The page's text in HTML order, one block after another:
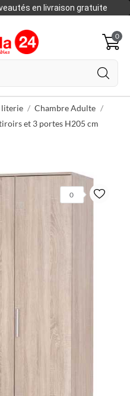
en livraison gratuite
0
literie
Chambre Adulte
et 3 portes H205 cm
0